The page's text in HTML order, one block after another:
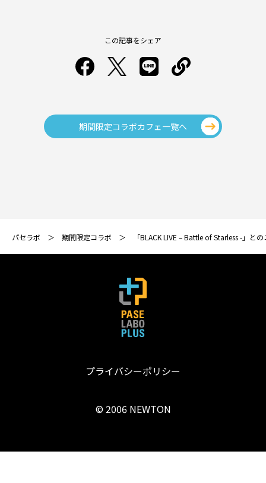
この記事をシェア
期間限定コラボカフェ一覧へ
パセラボ 期間限定コラボ 「BLACK LIVE – Battle of Starless -」
プライバシーポリシー
© 2006 NEWTON